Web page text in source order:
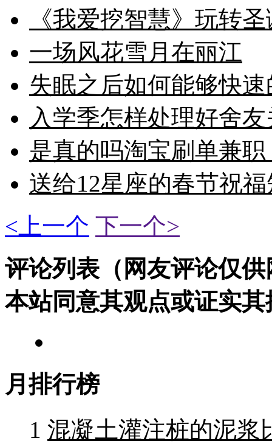
《我爱挖智慧》玩转
一场风花雪月在丽江
失眠之后如何能够快
入学季怎样处理好舍
是真的吗淘宝刷单兼
送给12星座的春节祝
<上一个 下一个>
评论列表（网友评论仅
本站同意其观点或证实其
月排行榜
1 混凝土灌注桩的泥浆